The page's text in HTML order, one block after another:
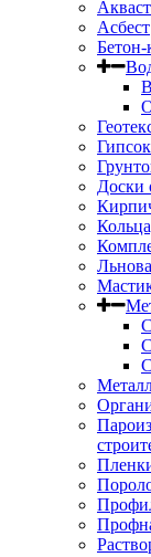
Асбест
Бетон-
Доски